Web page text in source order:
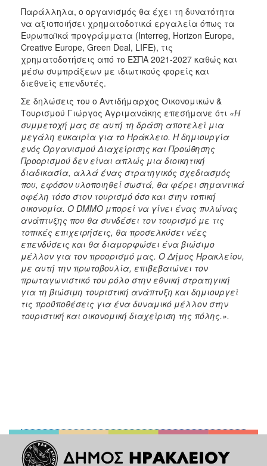
Παράλληλα, ο οργανισμός θα έχει τη δυνατότητα
να αξιοποιήσει χρηματοδοτικά εργαλεία όπως τα
Ευρωπαϊκά προγράμματα (Interreg, Horizon Europe,
Creative Europe, Green Deal, LIFE), τις
χρηματοδοτήσεις από το ΕΣΠΑ 2021-2027 καθώς και
μέσω συμπράξεων με ιδιωτικούς φορείς και
διεθνείς επενδυτές.
Σε δηλώσεις του ο Αντιδήμαρχος Οικονομικών &
Τουρισμού Γιώργος Αγριμανάκης επεσήμανε ότι «Η
συμμετοχή μας σε αυτή τη δράση αποτελεί μια
μεγάλη ευκαιρία για το Ηράκλειο. Η δημιουργία
ενός Οργανισμού Διαχείρισης και Προώθησης
Προορισμού δεν είναι απλώς μια διοικητική
διαδικασία, αλλά ένας στρατηγικός σχεδιασμός
που, εφόσον υλοποιηθεί σωστά, θα φέρει σημαντικά
οφέλη τόσο στον τουρισμό όσο και στην τοπική
οικονομία. Ο DMMO μπορεί να γίνει ένας πυλώνας
ανάπτυξης που θα συνδέσει τον τουρισμό με τις
τοπικές επιχειρήσεις, θα προσελκύσει νέες
επενδύσεις και θα διαμορφώσει ένα βιώσιμο
μέλλον για τον προορισμό μας. Ο Δήμος Ηρακλείου,
με αυτή την πρωτοβουλία, επιβεβαιώνει τον
πρωταγωνιστικό του ρόλο στην εθνική στρατηγική
για τη βιώσιμη τουριστική ανάπτυξη και δημιουργεί
τις προϋποθέσεις για ένα δυναμικό μέλλον στην
τουριστική και οικονομική διαχείριση της πόλης.».